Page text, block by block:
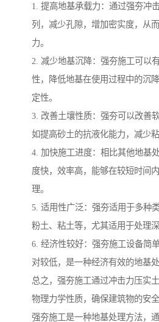
1. 提高地基承载力：通过强夯冲
列，减少孔隙，增加密实度，从
力。
2. 减少地基沉降：强夯施工可以
性，降低地基在使用过程中的沉
定性。
3. 改善土壤性质：强夯可以改善
如提高砂土的抗液化能力，减少
4. 加快施工进度：相比其他地基
度快，效率高，能够在较短时间
理。
5. 适用性广泛：强夯适用于多种
粉土、粘土等，尤其适用于处理深
6. 经济性较好：强夯施工设备简
对较低，是一种经济有效的地基处
总之，强夯施工通过冲击力压实
物理力学性质，确保建筑物的安全
强夯施工是一种地基处理方法，